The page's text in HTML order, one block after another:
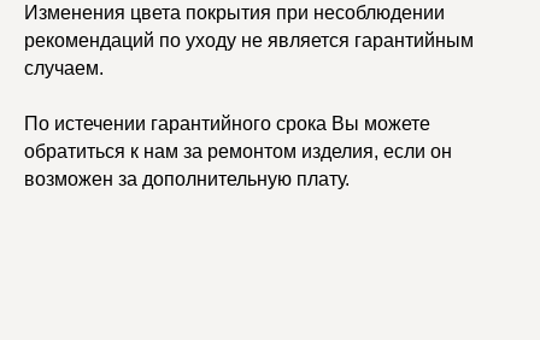
Изменения цвета покрытия при несоблюдении
рекомендаций по уходу не является гарантийным
случаем.
По истечении гарантийного срока Вы можете
обратиться к нам за ремонтом изделия, если он
возможен за дополнительную плату.